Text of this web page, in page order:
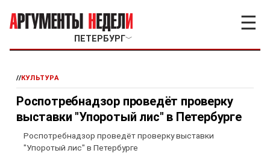
ПЕТЕРБУРГ﹀
☰
//КУЛЬТУРА
Роспотребнадзор проведёт проверку
выставки "Упоротый лис" в Петербурге
Роспотребнадзор проведёт проверку выставки
"Упоротый лис" в Петербурге